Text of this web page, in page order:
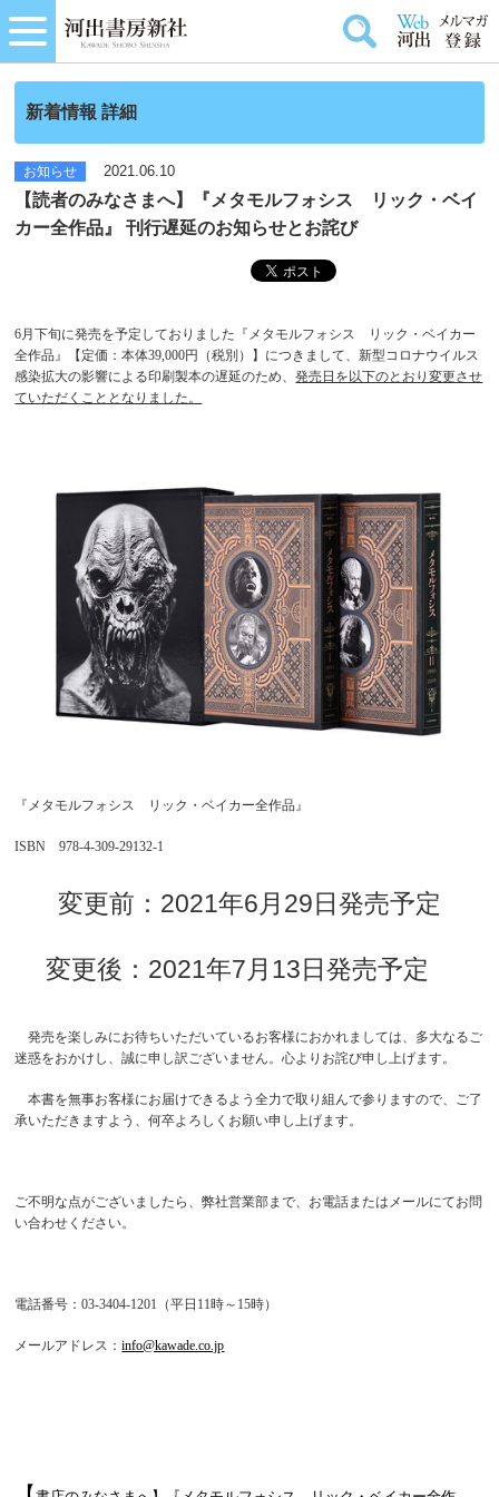
新着情報 詳細
お知らせ 2021.06.10
【読者のみなさまへ】『メタモルフォシス リック・ベイ
カー全作品』 刊行遅延のお知らせとお詫び
6月下旬に発売を予定しておりました『メタモルフォシス リック・ベイカー
全作品』【定価：本体39,000円（税別）】につきまして、新型コロナウイルス
感染拡大の影響による印刷製本の遅延のため、発売日を以下のとおり変更させ
ていただくこととなりました。
『メタモルフォシス リック・ベイカー全作品』
ISBN 978-4-309-29132-1
変更前：2021年6月29日発売予定
変更後：2021年7月13日発売予定
発売を楽しみにお待ちいただいているお客様におかれましては、多大なるご
迷惑をおかけし、誠に申し訳ございません。心よりお詫び申し上げます。
本書を無事お客様にお届けできるよう全力で取り組んで参りますので、ご了
承いただきますよう、何卒よろしくお願い申し上げます。
ご不明な点がございましたら、弊社営業部まで、お電話またはメールにてお問
い合わせください。
電話番号：03-3404-1201（平日11時～15時）
メールアドレス：info@kawade.co.jp